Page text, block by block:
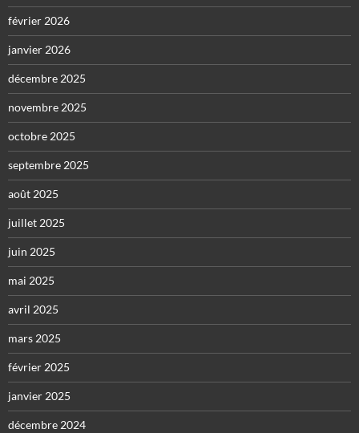
février 2026
janvier 2026
décembre 2025
novembre 2025
octobre 2025
septembre 2025
août 2025
juillet 2025
juin 2025
mai 2025
avril 2025
mars 2025
février 2025
janvier 2025
décembre 2024